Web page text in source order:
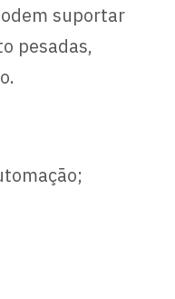
suportar
pesadas,